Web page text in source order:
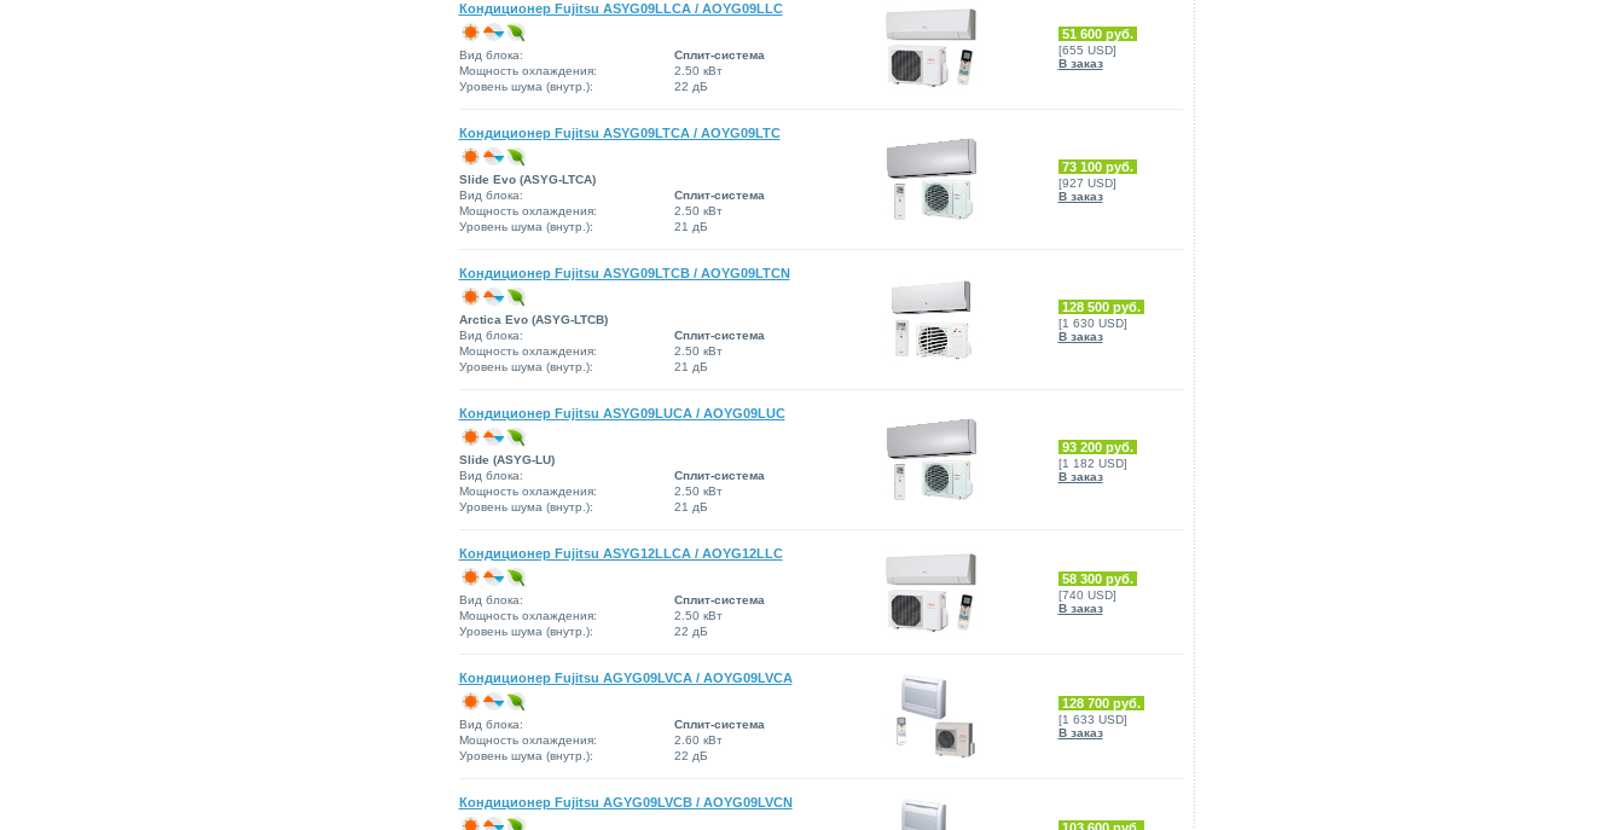
Кондиционер Fujitsu ASYG09LLCA / AOYG09LLC
Вид блока:
Сплит-система
Мощность охлаждения:
2.50 кВт
Уровень шума (внутр.):
22 дБ
51 600 руб.
[655 USD]
В заказ
Кондиционер Fujitsu ASYG09LTCA / AOYG09LTC
Slide Evo (ASYG-LTCA)
Вид блока:
Сплит-система
Мощность охлаждения:
2.50 кВт
Уровень шума (внутр.):
21 дБ
73 100 руб.
[927 USD]
В заказ
Кондиционер Fujitsu ASYG09LTCB / AOYG09LTCN
Arctica Evo (ASYG-LTCB)
Вид блока:
Сплит-система
Мощность охлаждения:
2.50 кВт
Уровень шума (внутр.):
21 дБ
128 500 руб.
[1 630 USD]
В заказ
Кондиционер Fujitsu ASYG09LUCA / AOYG09LUC
Slide (ASYG-LU)
Вид блока:
Сплит-система
Мощность охлаждения:
2.50 кВт
Уровень шума (внутр.):
21 дБ
93 200 руб.
[1 182 USD]
В заказ
Кондиционер Fujitsu ASYG12LLCA / AOYG12LLC
Вид блока:
Сплит-система
Мощность охлаждения:
2.50 кВт
Уровень шума (внутр.):
22 дБ
58 300 руб.
[740 USD]
В заказ
Кондиционер Fujitsu AGYG09LVCA / AOYG09LVCA
Вид блока:
Сплит-система
Мощность охлаждения:
2.60 кВт
Уровень шума (внутр.):
22 дБ
128 700 руб.
[1 633 USD]
В заказ
Кондиционер Fujitsu AGYG09LVCB / AOYG09LVCN